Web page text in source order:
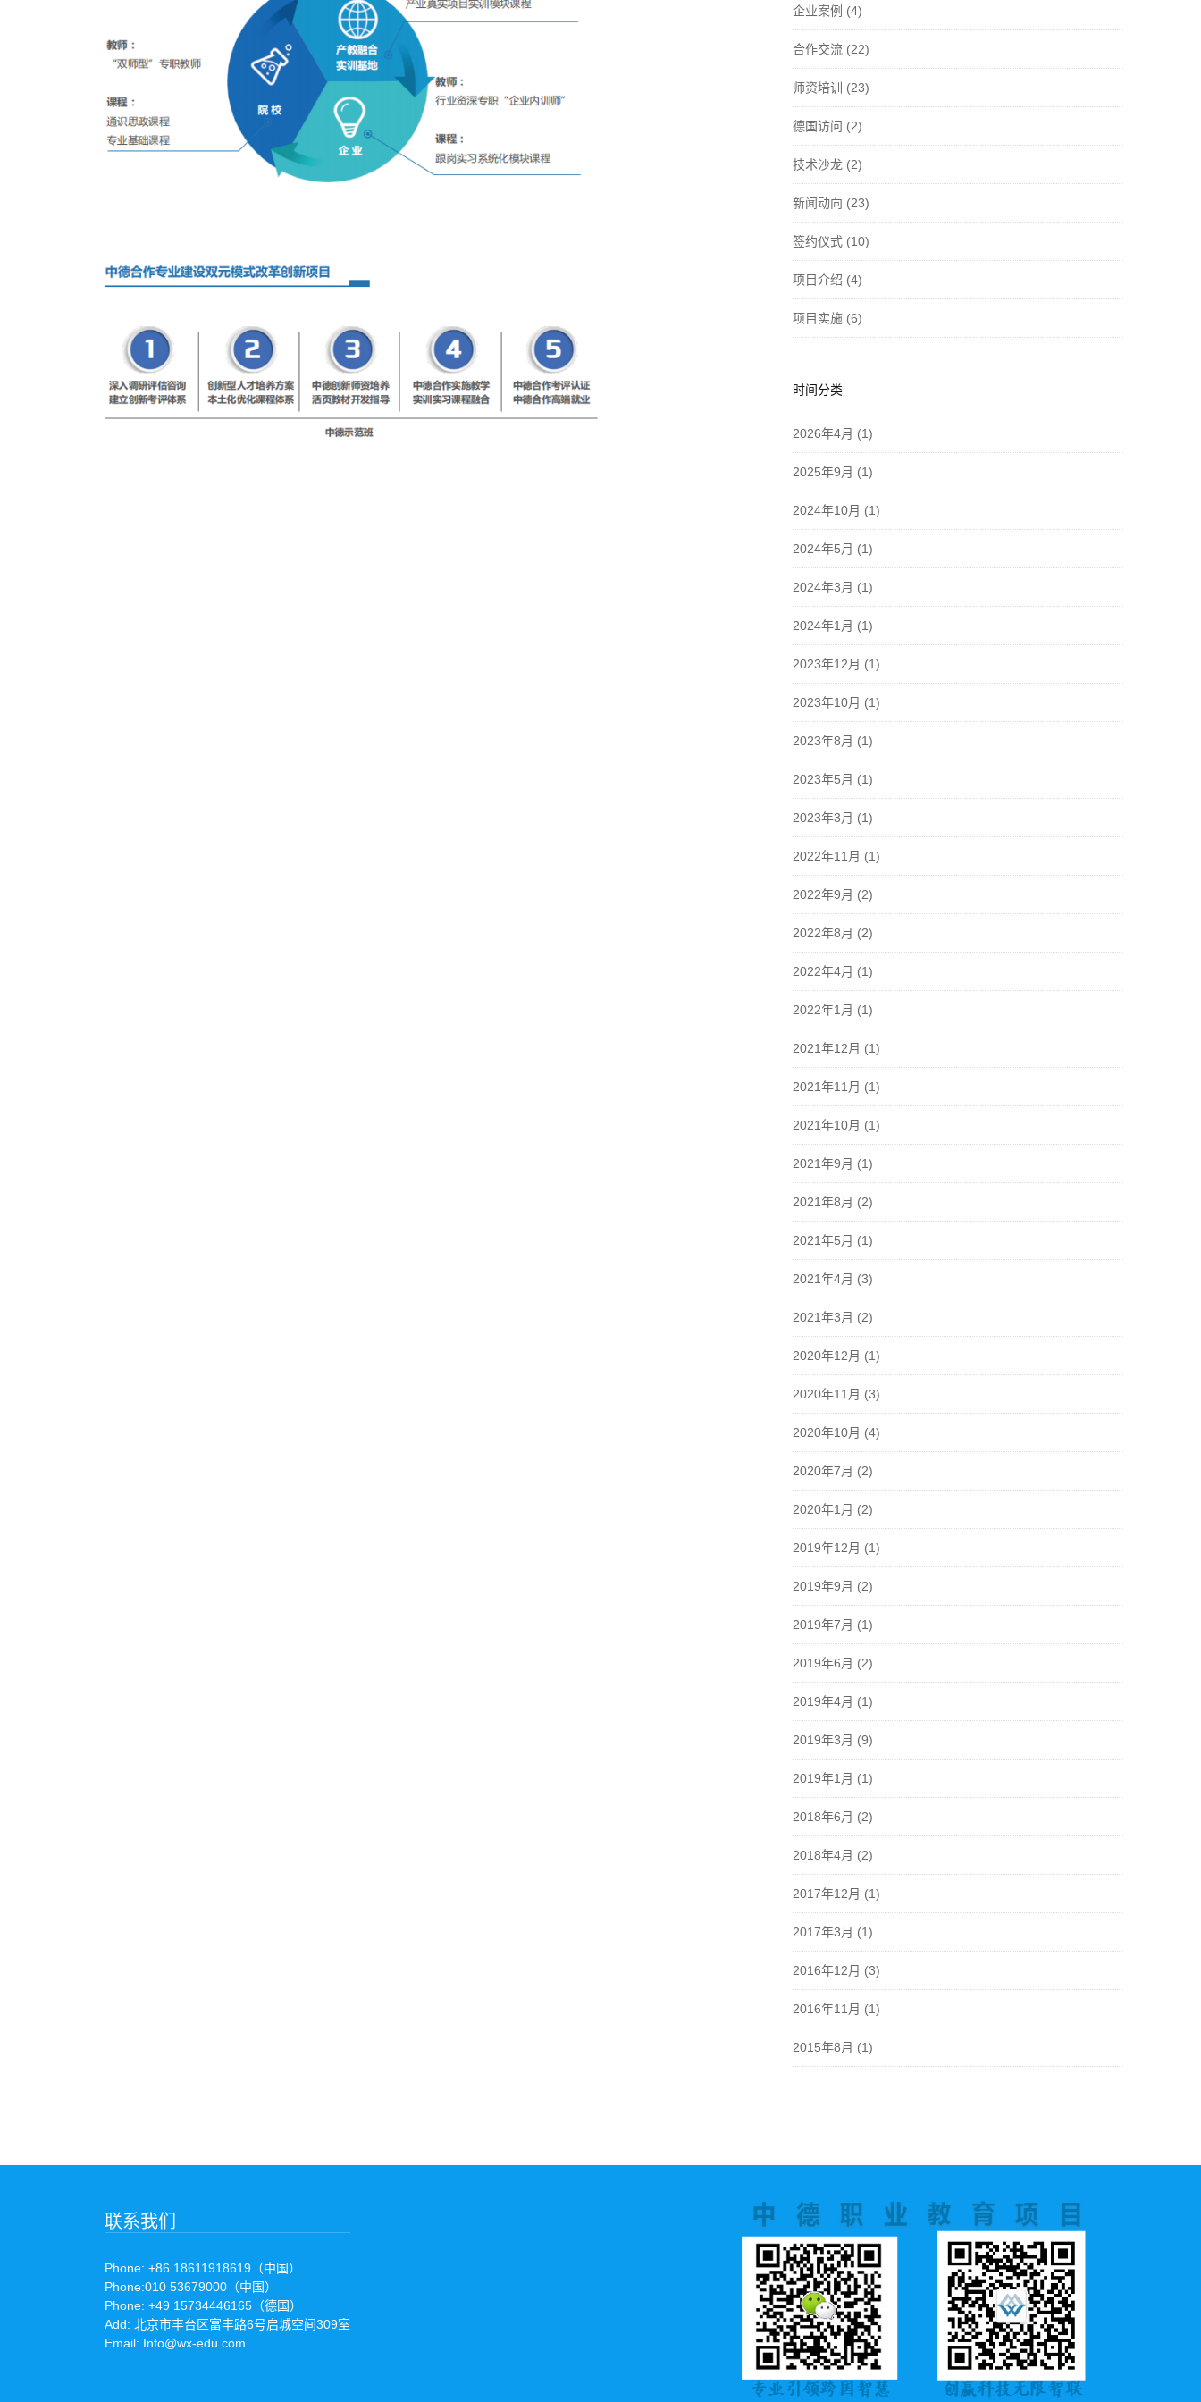
企业案例 (4)
合作交流 (22)
师资培训 (23)
德国访问 (2)
技术沙龙 (2)
新闻动向 (23)
签约仪式 (10)
项目介绍 (4)
项目实施 (6)
时间分类
2026年4月 (1)
2025年9月 (1)
2024年10月 (1)
2024年5月 (1)
2024年3月 (1)
2024年1月 (1)
2023年12月 (1)
2023年10月 (1)
2023年8月 (1)
2023年5月 (1)
2023年3月 (1)
2022年11月 (1)
2022年9月 (2)
2022年8月 (2)
2022年4月 (1)
2022年1月 (1)
2021年12月 (1)
2021年11月 (1)
2021年10月 (1)
2021年9月 (1)
2021年8月 (2)
2021年5月 (1)
2021年4月 (3)
2021年3月 (2)
2020年12月 (1)
2020年11月 (3)
2020年10月 (4)
2020年7月 (2)
2020年1月 (2)
2019年12月 (1)
2019年9月 (2)
2019年7月 (1)
2019年6月 (2)
2019年4月 (1)
2019年3月 (9)
2019年1月 (1)
2018年6月 (2)
2018年4月 (2)
2017年12月 (1)
2017年3月 (1)
2016年12月 (3)
2016年11月 (1)
2015年8月 (1)
联系我们
Phone: +86 18611918619（中国）
Phone:010 53679000（中国）
Phone: +49 15734446165（德国）
Add: 北京市丰台区富丰路6号启城空间309室
Email: Info@wx-edu.com